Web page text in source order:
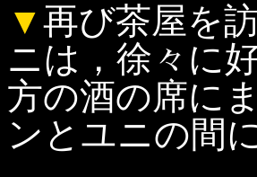
▼再び茶屋を
ニは，徐々に
方の酒の席に
ンとユニの間